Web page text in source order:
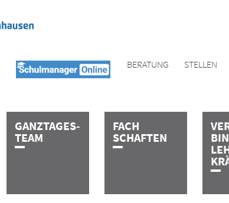
BERATUNG STELLEN
G­A­N­Z­T­A­G­E­S­
T­E­A­M
FACH
SCHAFTEN